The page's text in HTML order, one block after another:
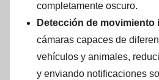
completamente oscuro.
Detección de movimiento
cámaras capaces de
vehículos y animales,
y enviando notificaciones